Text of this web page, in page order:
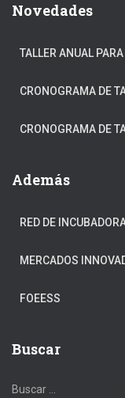
Novedades
TALLER ANUAL
CRONOGRAMA DE
CRONOGRAMA DE
Además
RED DE
MERCADOS
FOEESS
Buscar
BBuscar …